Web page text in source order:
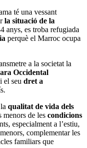
té una vessant
la situació de la
anys, es troba refugiada
perquè el Marroc ocupa
a la societat la
Occidental
el seu dret a
qualitat de vida dels
menors de les condicions
especialment a l’estiu,
complementar les
familiars que